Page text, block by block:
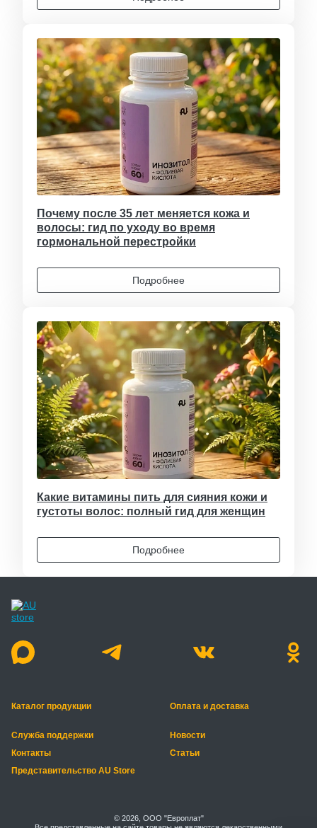
Почему после 35 лет меняется кожа и
волосы: гид по уходу во время
гормональной перестройки
Подробнее
Какие витамины пить для сияния кожи и
густоты волос: полный гид для женщин
Подробнее
Каталог продукции Оплата и доставка
Служба поддержки
Новости
Контакты
Статьи
Представительство AU Store
© 2026, ООО "Европлат"